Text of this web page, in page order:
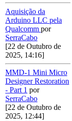
Aquisição da
Arduino LLC pela
Qualcomm por
SerraCabo
[22 de Outubro de
2025, 14:16]
MMD-1 Mini Micro
Designer Restoration
- Part 1 por
SerraCabo
[22 de Outubro de
2025, 12:44]